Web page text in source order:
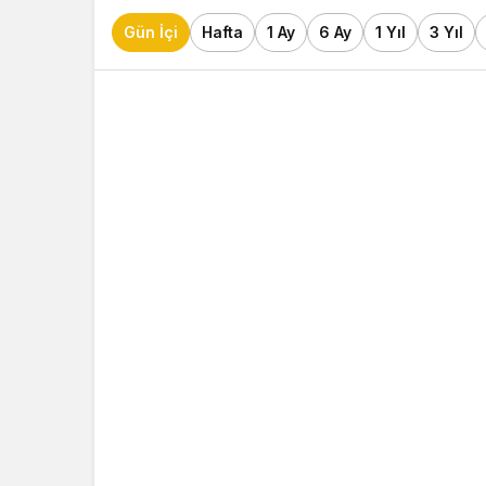
Gün İçi Hafta 1 Ay 6 Ay 1 Yıl 3 Yıl